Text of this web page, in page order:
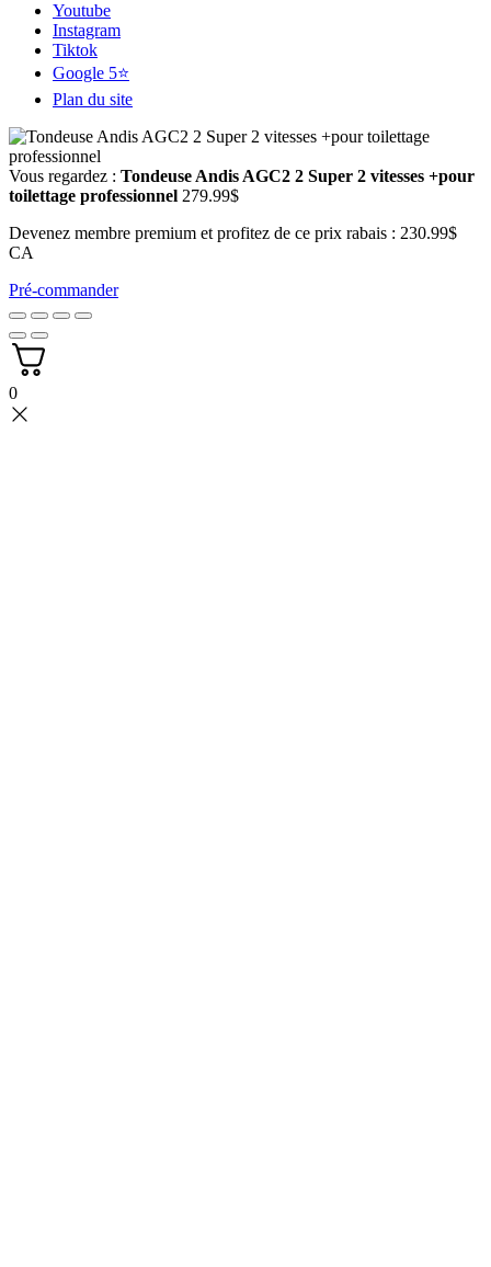
Youtube
Instagram
Tiktok
Google 5⭐
Plan du site
Vous regardez : Tondeuse Andis AGC2 2 Super 2 vitesses +pour
toilettage professionnel 279.99$
Devenez membre premium et profitez de ce prix rabais : 230.99$
CA
Pré-commander
0